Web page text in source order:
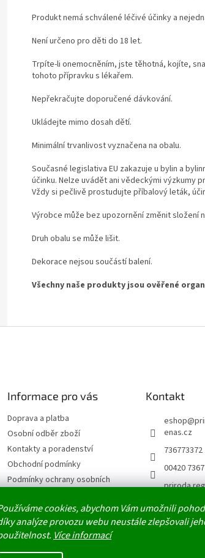
cookies, abychom Vám umožnili
analýze provozu webu neustále zlepšovali
Více informací
boxy. Uvnitř
Produkt nemá schválené léčivé účinky a
Není určeno pro děti do 18 let.
Trpíte-li onemocněním, jste těhotná, kojíte,
tohoto přípravku s lékařem.
Nepřekračujte doporučené dávkování.
Ukládejte mimo dosah dětí.
Minimální trvanlivost vyznačena na obalu.
Současné legislativa EU zakazuje u bylin a
účinku. Nelze uvádět ani vědeckými výzkumy
Vždy si pečlivě prostudujte příbalový leták,
Výrobce může bez upozornění změnit
Druh obalu se může lišit.
Dekorace nejsou součástí balení.
Všechny naše produkty jsou ověřené
Informace pro vás
Doprava a platba
Osobní odběr zboží
Kontakty a poradenství
Obchodní podmínky
Podmínky ochrany osobních
Reklamace
Slovník pojmů
Kontakt
eshop@
enas.cz
736773372
00420